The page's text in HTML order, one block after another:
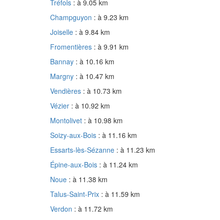
Tréfols : à 9.05 km
Champguyon : à 9.23 km
Joiselle : à 9.84 km
Fromentières : à 9.91 km
Bannay : à 10.16 km
Margny : à 10.47 km
Vendières : à 10.73 km
Vézier : à 10.92 km
Montolivet : à 10.98 km
Soizy-aux-Bois : à 11.16 km
Essarts-lès-Sézanne : à 11.23 km
Épine-aux-Bois : à 11.24 km
Noue : à 11.38 km
Talus-Saint-Prix : à 11.59 km
Verdon : à 11.72 km